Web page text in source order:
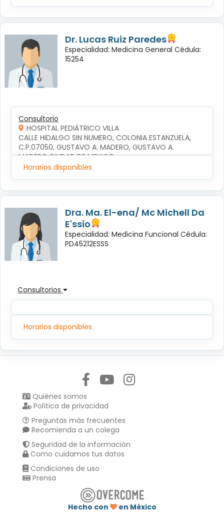
Dr. Lucas Ruiz Paredes
Especialidad: Medicina General Cédula:
15254
Consultorio
HOSPITAL PEDIÁTRICO VILLA
CALLE HIDALGO SIN NUMERO, COLONIA ESTANZUELA,
C.P.07050, GUSTAVO A. MADERO, GUSTAVO A.
MADERO,CIUDAD DE MEXICO
Horarios disponibles
Dra. Ma. El-ena/ Mc Michell Da
E'ssio
Especialidad: Medicina Funcional Cédula:
PD45212ESSS
Consultorios
Horarios disponibles
Quiénes somos
Política de privacidad
Preguntas más frecuentes
Recomienda a un colega
Seguridad de la información
Como cuidamos tus datos
Condiciones de uso
Prensa
Hecho con
en México